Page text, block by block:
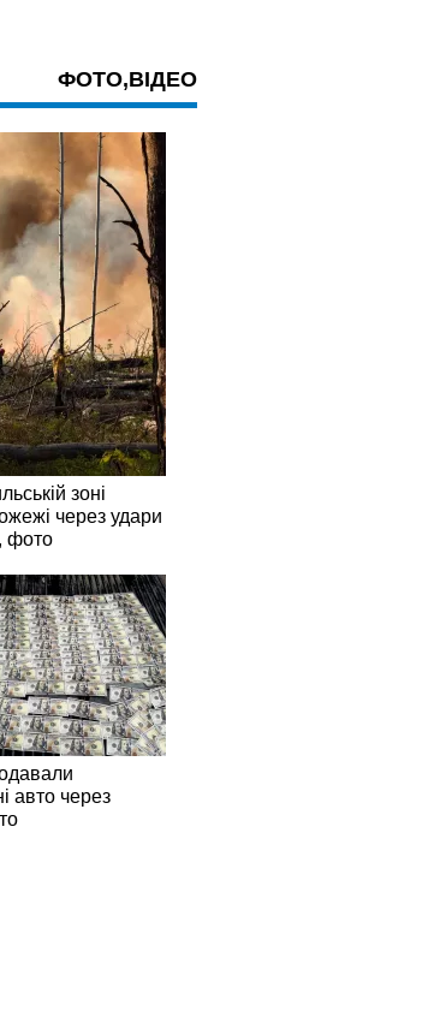
ФОТО,ВІДЕО
зоні
через удари
фото
авто через